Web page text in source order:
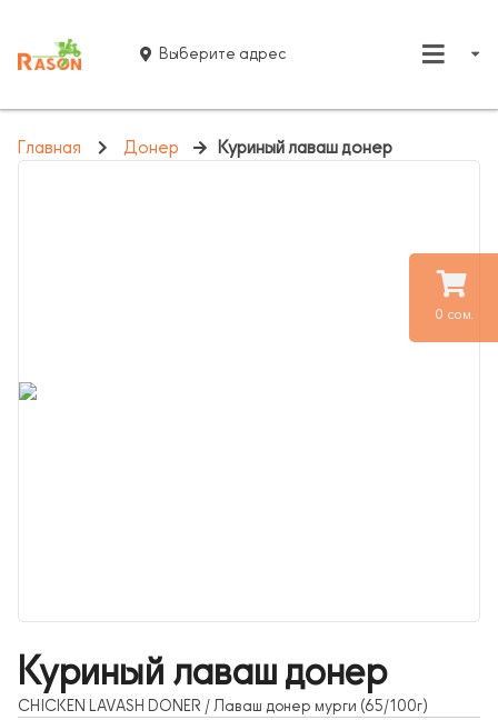
0 сом.
Выберите адрес
Главная Донер Куриный лаваш донер
Куриный лаваш донер
CHICKEN LAVASH DONER / Лаваш донер мурги (65/100г)